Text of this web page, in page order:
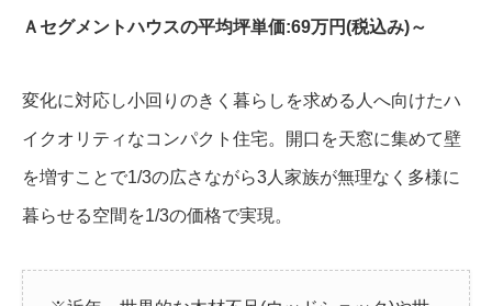
Ａセグメントハウスの平均坪単価:69万円(税込み)～
変化に対応し小回りのきく暮らしを求める人へ向けたハ
イクオリティなコンパクト住宅。開口を天窓に集めて壁
を増すことで1/3の広さながら3人家族が無理なく多様に
暮らせる空間を1/3の価格で実現。